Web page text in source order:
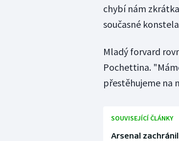
chybí nám
současné
Mladý forvard
Pochettina.
přestěhujeme na
SOUVISEJÍCÍ ČLÁNKY
Arsenal